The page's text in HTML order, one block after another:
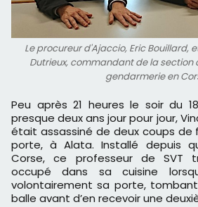
Le procureur d'Ajaccio, Eric Bouillard,
Dutrieux, commandant de la section
gendarmerie en
Peu après 21 heures le soir du 18 janvier 2016, il y a
presque deux ans jour pour jour,
était assassiné de deux coups de
porte, à Alata. Installé depuis
Corse, ce professeur de SVT
occupé dans sa cuisine
volontairement sa porte,
balle avant d’en recevoir une